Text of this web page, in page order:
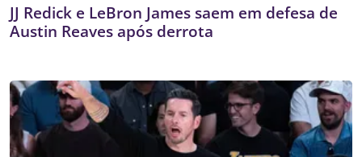
JJ Redick e LeBron James saem em defesa de
Austin Reaves após derrota